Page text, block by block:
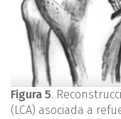
Figura 5.
(LCA) asociada a